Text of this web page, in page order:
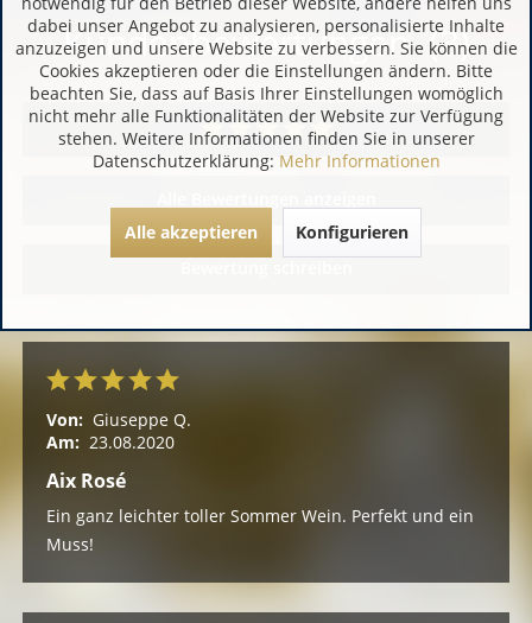
Kundenbewertungen (3)
Von: Giuseppe Q.
Am: 23.08.2020
Aix Rosé
Ein ganz leichter toller Sommer Wein. Perfekt und ein
Muss!
dabei unser Angebot zu analysieren, personalisierte Inhalte
anzuzeigen und unsere Website zu verbessern. Sie können die
Cookies akzeptieren oder die Einstellungen ändern. Bitte
beachten Sie, dass auf Basis Ihrer Einstellungen womöglich
nicht mehr alle Funktionalitäten der Website zur Verfügung
stehen. Weitere Informationen finden Sie in unserer
Datenschutzerklärung: Mehr Informationen
Alle akzeptieren Konfigurieren